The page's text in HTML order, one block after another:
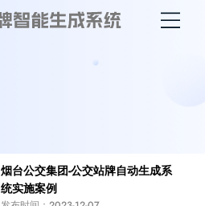
烟台公交集团-公交站牌自动生成系
统实施案例